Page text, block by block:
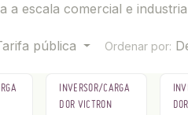
a escala comercial e
pública Ordenar por:
INVERSOR/CARGA
DOR VICTRON